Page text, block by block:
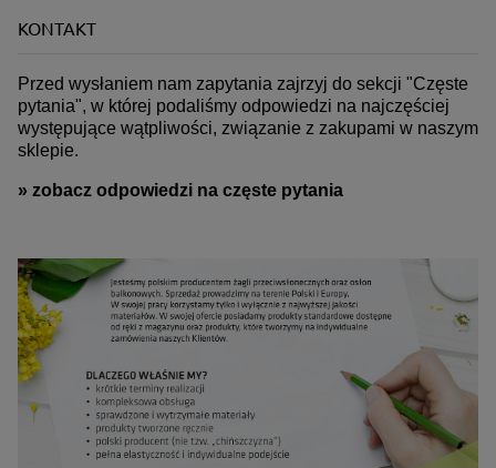
KONTAKT
Przed wysłaniem nam zapytania zajrzyj do sekcji "Częste
pytania", w której podaliśmy odpowiedzi na najczęściej
występujące wątpliwości, związanie z zakupami w naszym
sklepie.
» zobacz odpowiedzi na częste pytania